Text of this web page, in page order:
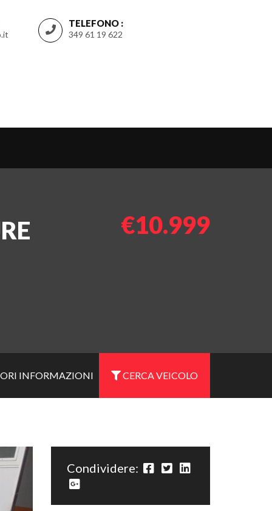
TELEFONO :
349 61 19 622
€10.999
CERCA VEICOLO
INFORMAZIONI
Condividere: